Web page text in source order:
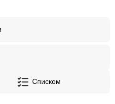
Списком